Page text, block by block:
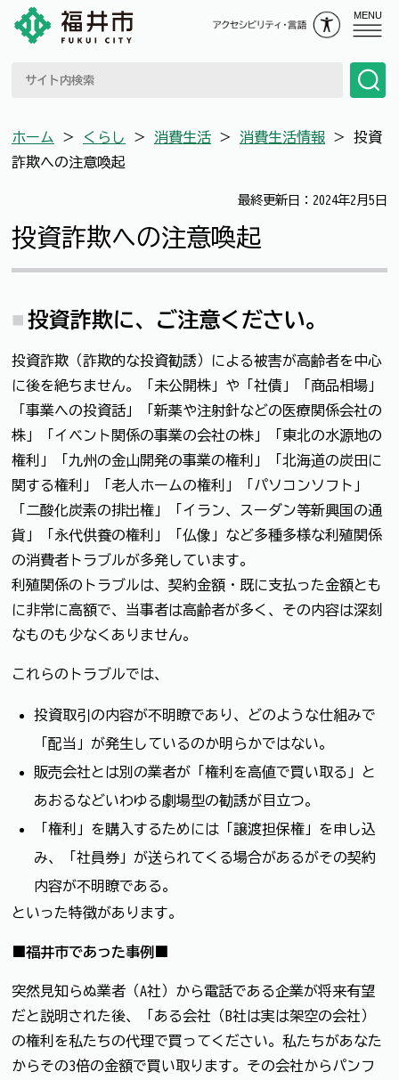
MENU
ホーム ＞ くらし ＞ 消費生活 ＞ 消費生活情報 ＞ 投資
詐欺への注意喚起
最終更新日：2024年2月5日
投資詐欺への注意喚起
投資詐欺に、ご注意ください。
投資詐欺（詐欺的な投資勧誘）による被害が高齢者を中心
に後を絶ちません。「未公開株」や「社債」「商品相場」
「事業への投資話」「新薬や注射針などの医療関係会社の
株」「イベント関係の事業の会社の株」「東北の水源地の
権利」「九州の金山開発の事業の権利」「北海道の炭田に
関する権利」「老人ホームの権利」「パソコンソフト」
「二酸化炭素の排出権」「イラン、スーダン等新興国の通
貨」「永代供養の権利」「仏像」など多種多様な利殖関係
の消費者トラブルが多発しています。
利殖関係のトラブルは、契約金額・既に支払った金額とも
に非常に高額で、当事者は高齢者が多く、その内容は深刻
なものも少なくありません。
これらのトラブルでは、
投資取引の内容が不明瞭であり、どのような仕組みで
「配当」が発生しているのか明らかではない。
販売会社とは別の業者が「権利を高値で買い取る」と
あおるなどいわゆる劇場型の勧誘が目立つ。
「権利」を購入するためには「譲渡担保権」を申し込
み、「社員券」が送られてくる場合があるがその契約
内容が不明瞭である。
といった特徴があります。
■福井市であった事例■
突然見知らぬ業者（A社）から電話である企業が将来有望
だと説明された後、「ある会社（B社は実は架空の会社）
の権利を私たちの代理で買ってください。私たちがあなた
からその3倍の金額で買い取ります。その会社からパンフ